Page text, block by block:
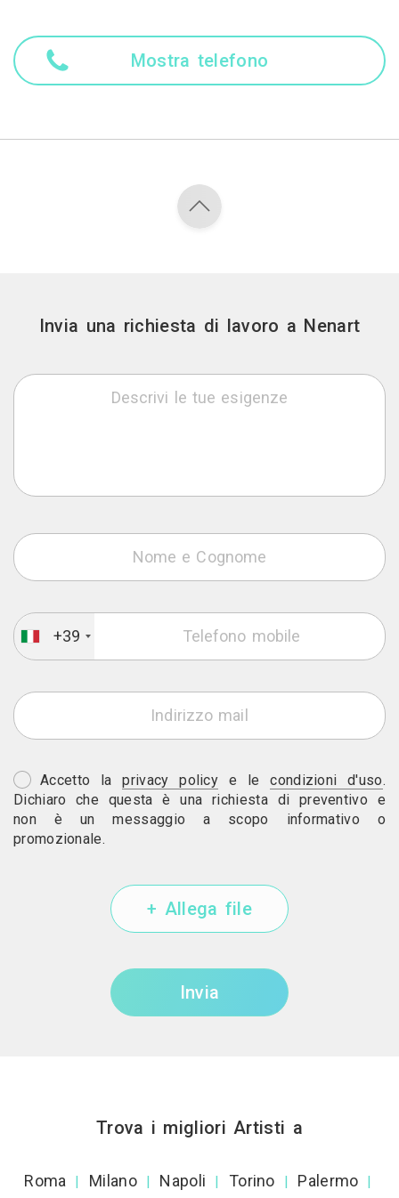
Mostra telefono
Invia una richiesta di lavoro a Nenart
+39
Accetto laprivacy policy e lecondizioni d'uso.
Dichiaro che questa è una richiesta di preventivo e
non è un messaggio a scopo informativo o
promozionale.
+ Allega file
Invia
Trova i migliori Artisti a
Roma | Milano | Napoli | Torino | Palermo |